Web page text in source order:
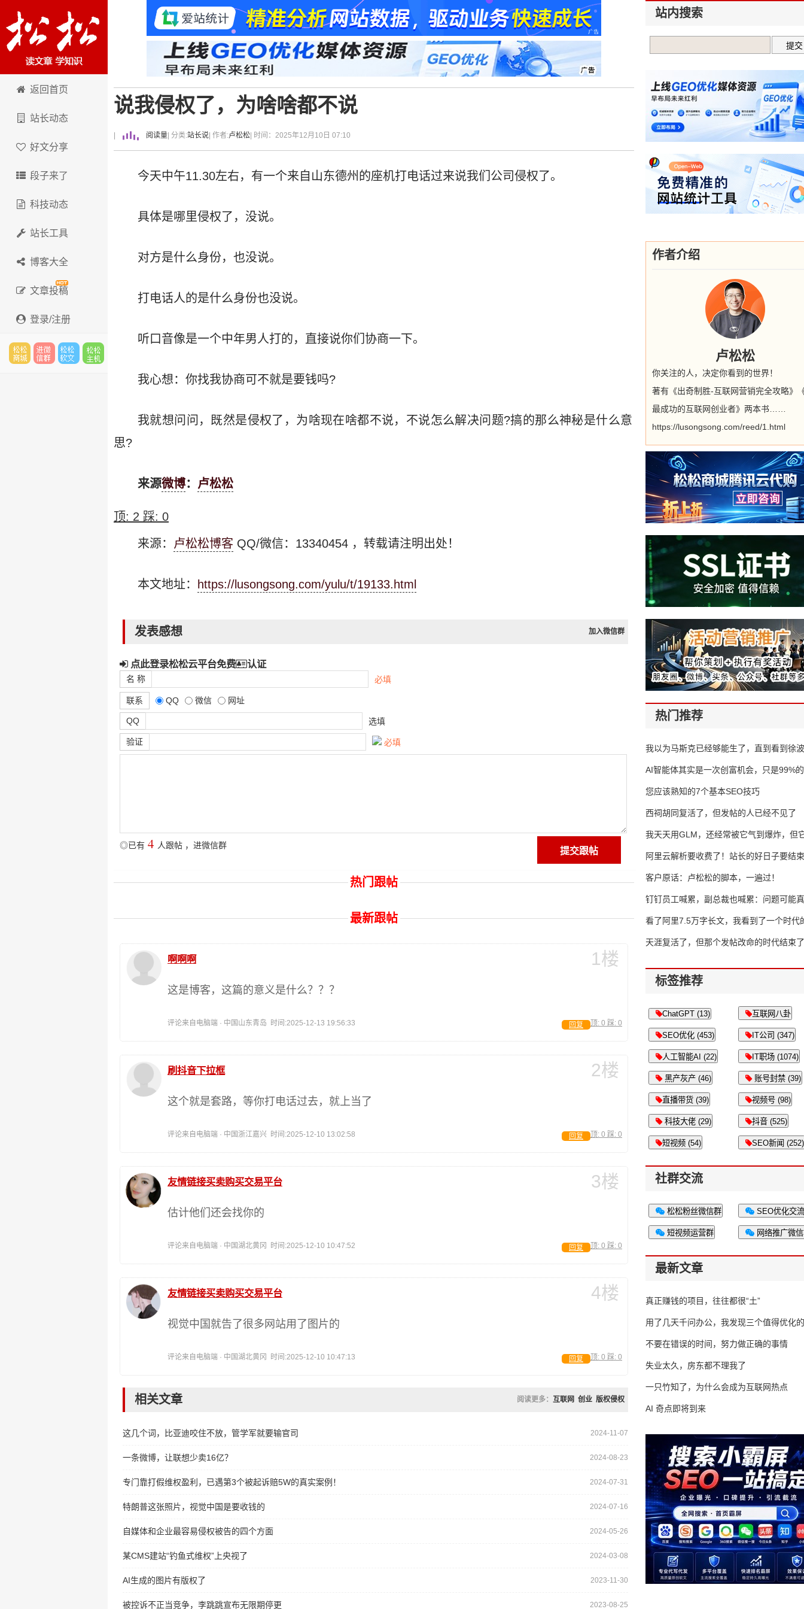
卢松松博客
返回首页
站长动态
好文分享
段子来了
科技动态
站长工具
博客大全
文章投稿
登录/注册
说我侵权了，为啥啥都不说
阅读量 | 分类:站长说 | 作者:卢松松 | 时间：2025年12月10日 07:10
今天中午11.30左右，有一个来自山东德州的座机打电话过来说我们公司侵权了。
具体是哪里侵权了，没说。
对方是什么身份，也没说。
打电话人的是什么身份也没说。
听口音像是一个中年男人打的，直接说你们协商一下。
我心想：你找我协商可不就是要钱吗?
我就想问问，既然是侵权了，为啥现在啥都不说，不说怎么解决问题?搞的那么神秘是什么意
思?
来源微博： 卢松松
顶: 2 踩: 0
来源： 卢松松博客 QQ/微信：13340454 ，转载请注明出处！
本文地址： https://lusongsong.com/yulu/t/19133.html
发表感想 加入微信群
点此登录松松云平台免费 认证
名 称 必填
联系 QQ 微信 网址
QQ 选填
验证 必填
◎已有 4 人跟帖 ， 进微信群
热门跟帖
最新跟帖
1楼
啊啊啊
这是博客，这篇的意义是什么？？？
评论来自电脑端 · 中国山东青岛 时间:2025-12-13 19:56:33 顶: 0 踩: 0
回复
2楼
刷抖音下拉框
这个就是套路，等你打电话过去，就上当了
评论来自电脑端 · 中国浙江嘉兴 时间:2025-12-10 13:02:58 顶: 0 踩: 0
回复
3楼
友情链接买卖购买交易平台
估计他们还会找你的
评论来自电脑端 · 中国湖北黄冈 时间:2025-12-10 10:47:52 顶: 0 踩: 0
回复
4楼
友情链接买卖购买交易平台
视觉中国就告了很多网站用了图片的
评论来自电脑端 · 中国湖北黄冈 时间:2025-12-10 10:47:13 顶: 0 踩: 0
回复
相关文章 阅读更多： 互联网 创业 版权侵权
2024-11-07
这几个词，比亚迪咬住不放，管学军就要输官司
2024-08-23
一条微博，让联想少卖16亿？
2024-07-31
专门靠打假维权盈利，已遇第3个被起诉赔5W的真实案例！
2024-07-16
特朗普这张照片，视觉中国是要收钱的
2024-05-26
自媒体和企业最容易侵权被告的四个方面
2024-03-08
某CMS建站“钓鱼式维权”上央视了
2023-11-30
AI生成的图片有版权了
2023-08-25
被控诉不正当竞争，李跳跳宣布无限期停更
站内搜索
作者介绍
卢松松
你关注的人，决定你看到的世界！
著有《出奇制胜-互联网营销完全攻略》
最成功的互联网创业者》两本书……
https://lusongsong.com/reed/1.html
热门推荐
我以为马斯克已经够能生了，直到看到
AI智能体其实是一次创富机会，只是99%
错过了
您应该熟知的7个基本SEO技巧
西祠胡同复活了，但发帖的人已经不见了
我天天用GLM，还经常被它气到爆炸，但
16万亿
阿里云解析要收费了！站长的好日子要结
客户原话：卢松松的脚本，一遍过！
钉钉员工喊累，副总裁也喊累：问题可能
了
看了阿里7.5万字长文，我看到了一个时代
天涯复活了，但那个发帖改命的时代结束了
标签推荐
ChatGPT (13) 互联网八卦
SEO优化 (453) IT公司 (347)
人工智能AI (22) IT职场 (1074)
黑产灰产 (46) 账号封禁 (39)
直播带货 (39) 视频号 (98)
科技大佬 (29) 抖音 (525)
短视频 (54) SEO新闻 (252)
社群交流
松松粉丝微信群 SEO优化交
短视频运营群 网络推广微
最新文章
真正赚钱的项目，往往都很“土”
用了几天千问办公，我发现三个值得优化
不要在错误的时间，努力做正确的事情
失业太久，房东都不理我了
一只竹知了，为什么会成为互联网热点
AI 奇点即将到来